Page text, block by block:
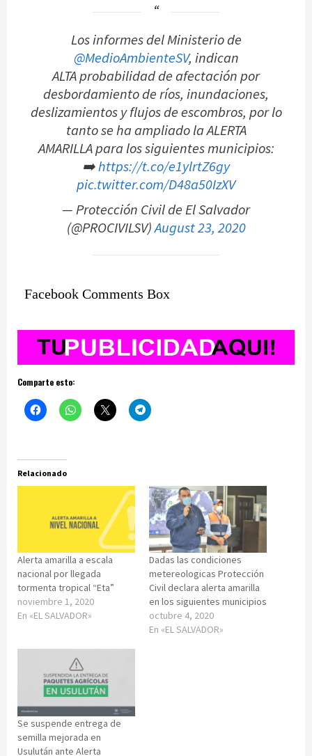
Los informes del Ministerio de
@MedioAmbienteSV, indican
ALTA probabilidad de afectación por
desbordamiento de ríos, inundaciones,
deslizamientos y flujos de escombros, por lo
tanto se ha ampliado la ALERTA
AMARILLA para los siguientes municipios:
➡️https://t.co/e1ylrtZ6gy
pic.twitter.com/D48a50IzXV
— Protección Civil de El Salvador
(@PROCIVILSV)August 23, 2020
Facebook Comments Box
Comparte esto:
Relacionado
Alerta amarilla a escala
nacional por llegada
tormenta tropical “Eta”
noviembre 1, 2020
En «EL SALVADOR»
Dadas las condiciones
metereologicas Protección
Civil declara alerta amarilla
en los siguientes municipios
octubre 4, 2020
En «EL SALVADOR»
Se suspende entrega de
semilla mejorada en
Usulután ante Alerta